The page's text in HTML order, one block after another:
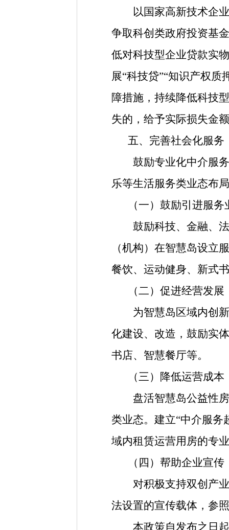
以国家高新技术企业
争取科创类政府投资基
低对科技型企业贷款实
展“科技贷”“知识产权
障措施，持续降低科技
失的， 给予实际损失金额
五、完善社会化服务
鼓励专业化中介服务
乐等生活服务类业态布
（一）鼓励引进服务
鼓励科技、金融、法
（机构）在智慧岛设立
餐饮、运动健身、新式
（二）促进经营发展
为智慧岛区域内创新
化建设、改造，鼓励实
书店、智慧餐厅等。
（三）降低运营成本
盘活智慧岛公益性房
类业态。建立“中介服
域内租赁运营用房的专
（四）帮助企业宣传
对积极支持双创产业
法设置的宣传载体，参
本政策自发布之日起